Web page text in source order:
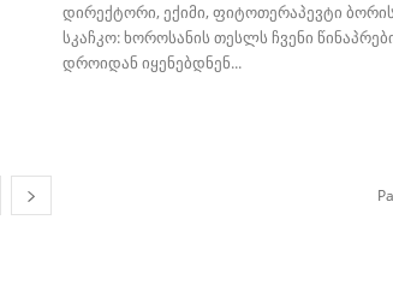
დირექტორი, ექიმი, ფიტოთერაპევტი ბორის
სკაჩკო: ხოროსანის თესლს ჩვენი
დროიდან იყენებდნენ...